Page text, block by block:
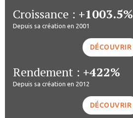
Croissance : +1003.5%
Depuis sa création en 2001
DÉCOUVRIR
Rendement : +422%
Depuis sa création en 2012
DÉCOUVRIR